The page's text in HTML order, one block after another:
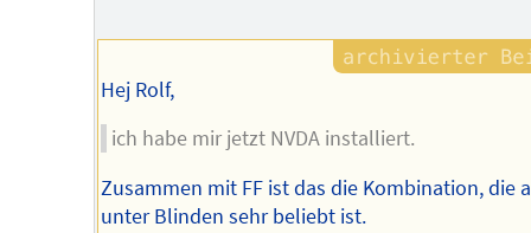
Autors
Hej Rolf,
ich habe mir jetzt NVDA installiert.
Zusammen mit FF ist das die Kombination, die
unter Blinden sehr beliebt ist.